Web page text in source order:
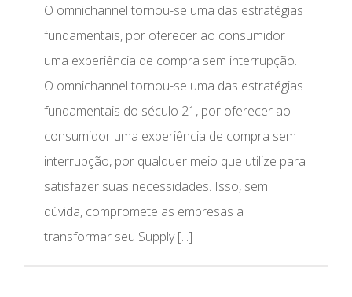
O omnichannel tornou-se uma das estratégias
fundamentais, por oferecer ao consumidor
uma experiência de compra sem interrupção.
O omnichannel tornou-se uma das estratégias
fundamentais do século 21, por oferecer ao
consumidor uma experiência de compra sem
interrupção, por qualquer meio que utilize para
satisfazer suas necessidades. Isso, sem
dúvida, compromete as empresas a
transformar seu Supply [...]